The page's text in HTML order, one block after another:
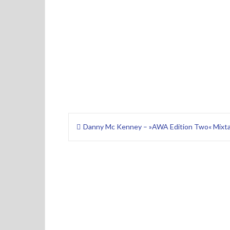
Beitragsnavigation
Danny Mc Kenney – »AWA Edition Two«